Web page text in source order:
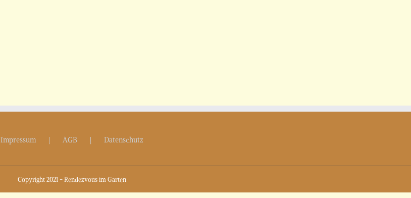
Impressum AGB Datenschutz
Copyright 2021 - Rendezvous im Garten